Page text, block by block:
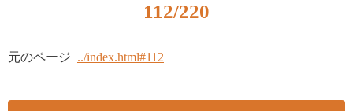
112/220
元のページ ../index.html#112